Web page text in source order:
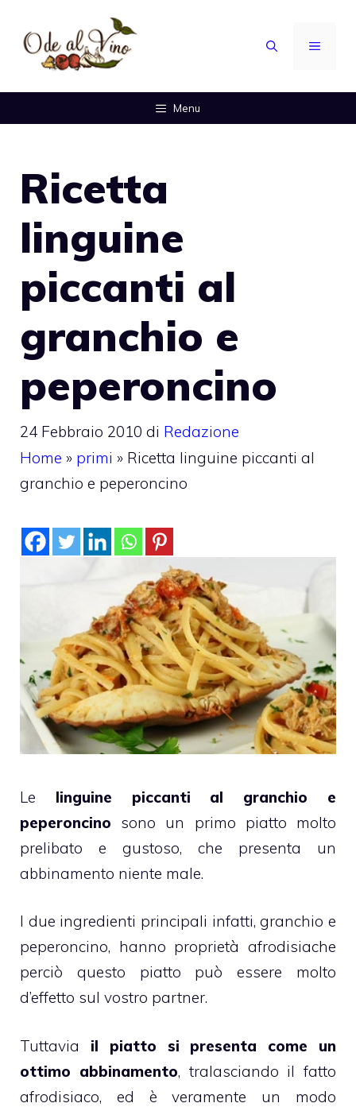
contenuto
MENU
Menu
Ricetta
linguine
piccanti al
granchio e
peperoncino
24 Febbraio 2010 di Redazione
Home » primi » Ricetta linguine piccanti al
granchio e peperoncino
Le linguine piccanti al granchio e
peperoncino sono un primo piatto molto
prelibato e gustoso, che presenta un
abbinamento niente male.
I due ingredienti principali infatti, granchio e
peperoncino, hanno proprietà afrodisiache
perciò questo piatto può essere molto
d’effetto sul vostro partner.
Tuttavia il piatto si presenta come un
ottimo abbinamento, tralasciando il fatto
afrodisiaco, ed è veramente un modo